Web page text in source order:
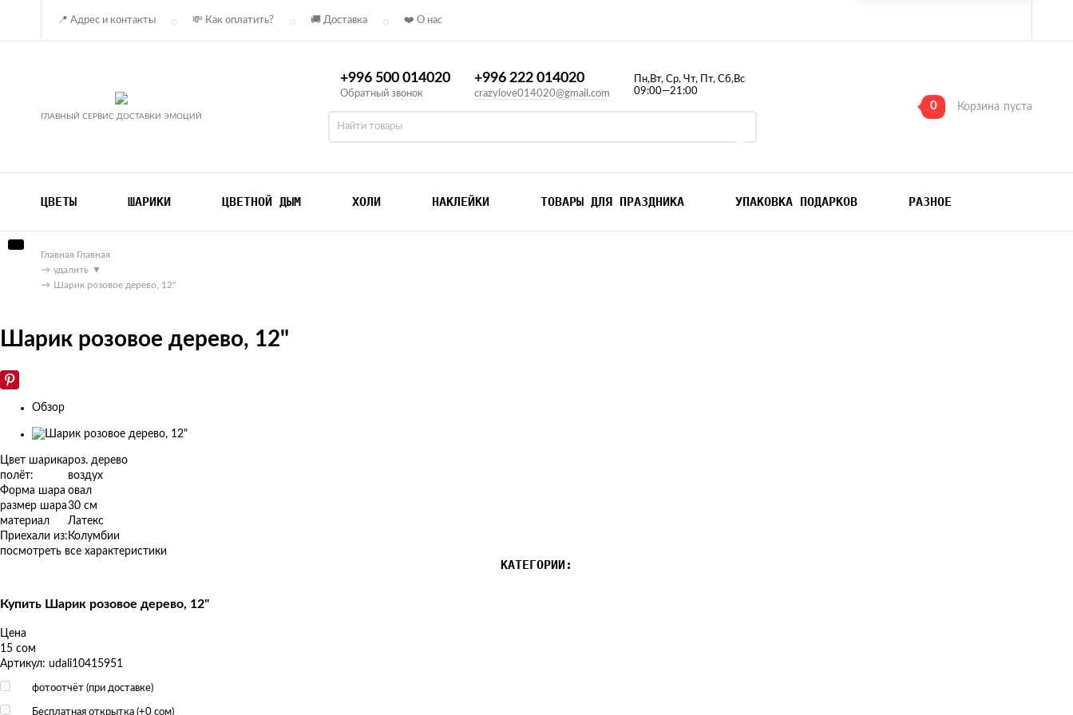
📍 Адрес и контакты 💸 Как оплатить? 🚚 Доставка ❤️ О нас
ГЛАВНЫЙ СЕРВИС ДОСТАВКИ ЭМОЦИЙ
+996 500 014020
Обратный звонок
+996 222 014020
crazylove014020@gmail.com
Пн,Вт, Ср, Чт, Пт, Сб,Вс
09:00—21:00
0 Корзина пуста
ЦВЕТЫ ШАРИКИ ЦВЕТНОЙ ДЫМ ХОЛИ НАКЛЕЙКИ ТОВАРЫ ДЛЯ ПРАЗДНИКА УПАКОВКА ПОДАРКОВ РАЗНОЕ
Главная Главная
→ удалить ▼
→ Шарик розовое дерево, 12"
Шарик розовое дерево, 12"
Обзор
Изображения
товаров
Цвет шарикароз. дерево
полёт:
воздух
Форма шара овал
размер шара30 см
материал
Латекс
Приехали из: Колумбии
посмотреть все характеристики
КАТЕГОРИИ:
Купить Шарик розовое дерево, 12"
Цена
15 сом
Артикул: udali10415951
фотоотчёт (при доставке)
Бесплатная открытка (+0 сом)